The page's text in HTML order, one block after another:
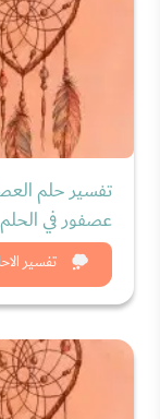
تفسير
تفسير حلم
عصفور في الحلم
شاهد